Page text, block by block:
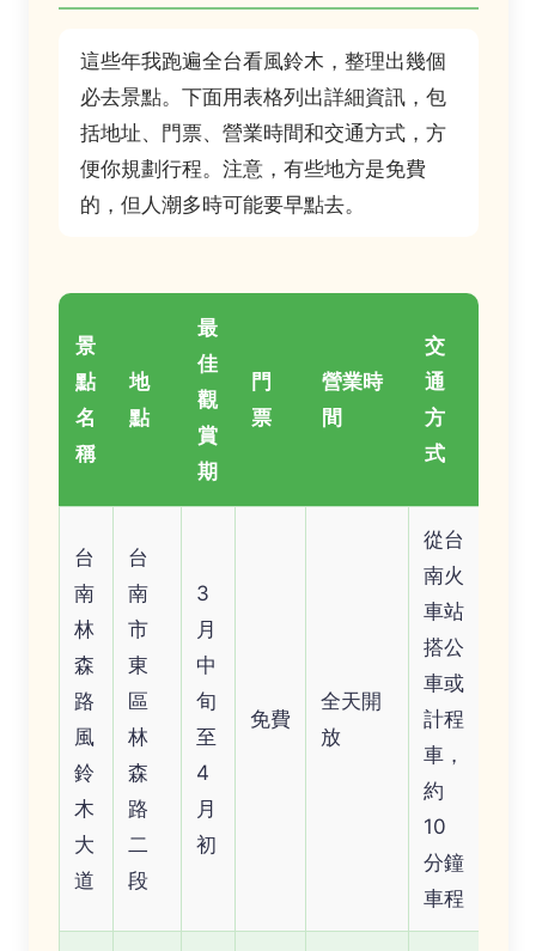
這些年我跑遍全台看風鈴木，整理出幾個
必去景點。下面用表格列出詳細資訊，包
括地址、門票、營業時間和交通方式，方
便你規劃行程。注意，有些地方是免費
的，但人潮多時可能要早點去。
景
點
名
稱
地
點
最
佳
觀
賞
期
門
票
營業時
間
交
通
方
式
台
南
林
森
路
風
鈴
木
大
道
台
南
市
東
區
林
森
路
二
段
3
月
中
旬
至
4
月
初
免費
全天開
放
從台
南火
車站
搭公
車或
計程
車，
約
10
分鐘
車程